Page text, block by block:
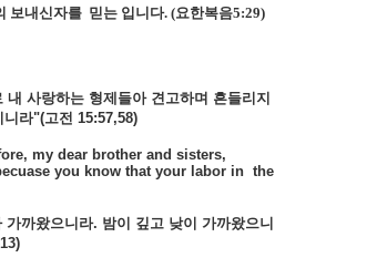
보내신자를 믿는 입니다. (요한복음5:29)
사랑하는 형제들아 견고하며 흔들리지
라"(고전 15:57,58)
my dear brother and sisters,
you know that your labor in the
까왔으니라. 밤이 깊고 낮이 가까왔으니